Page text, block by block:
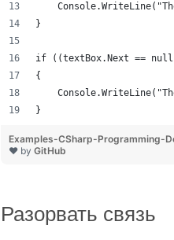
}
if ((textBox.Next ==
{
}
Examples-CSharp-Programming-
❤ by GitHub
Разорвать связь